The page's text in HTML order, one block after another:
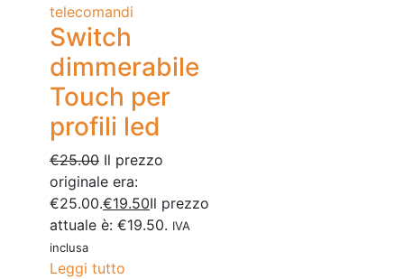
telecomandi
Switch
dimmerabile
Touch per
profili led
€25.00 Il prezzo
originale era:
€25.00.€19.50Il prezzo
attuale è: €19.50. IVA
inclusa
Leggi tutto